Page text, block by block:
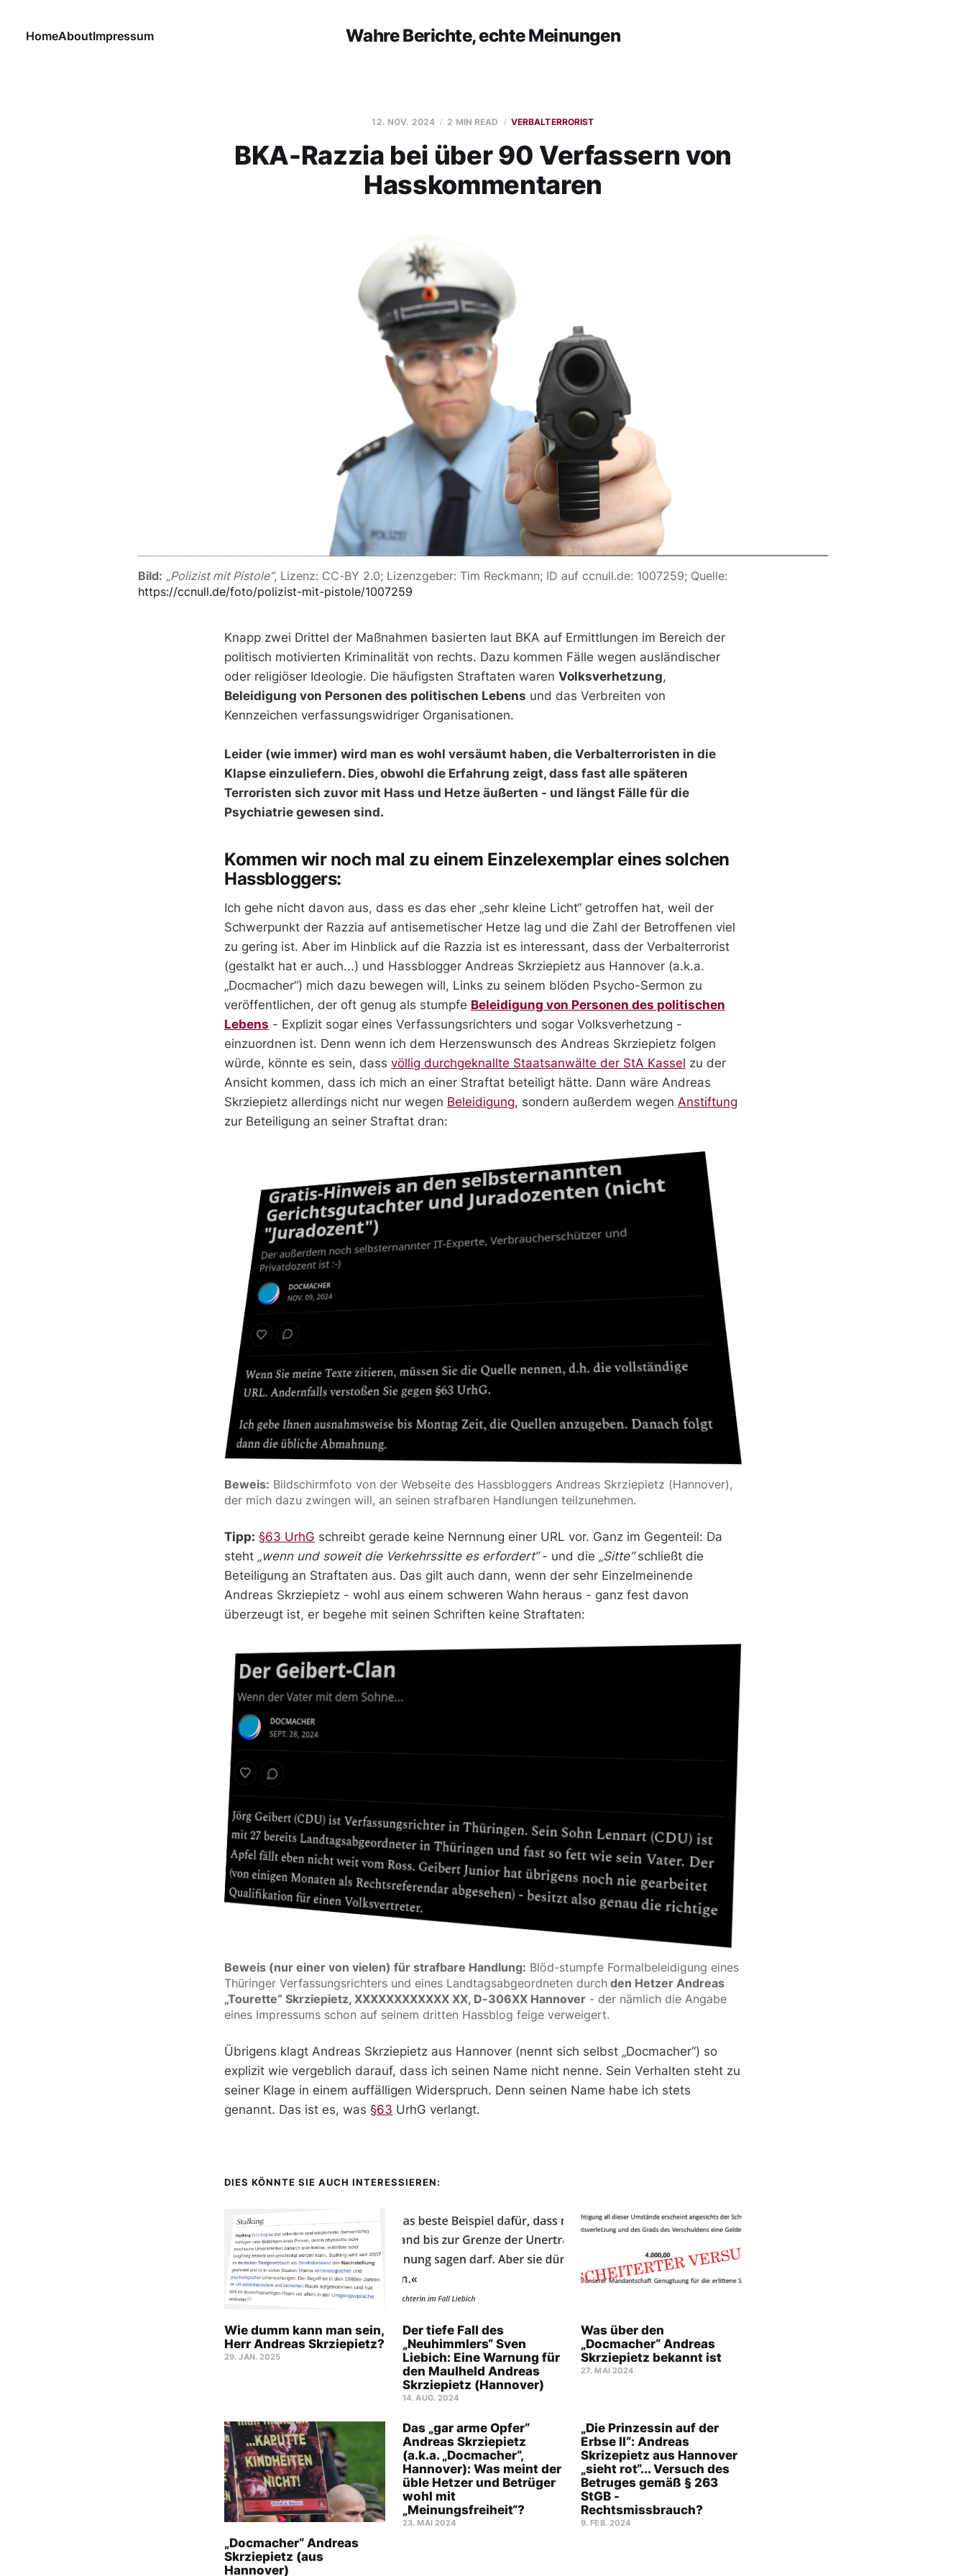
Wahre Berichte, echte Meinungen
HomeAboutImpressum
12. NOV. 2024 2 MIN READ VERBALTERRORIST
BKA-Razzia bei über 90 Verfassern von
Hasskommentaren
Bild: „Polizist mit Pistole“
https://ccnull.de/foto/polizist-mit-pistole/1007259
Knapp zwei Drittel der Maßnahmen basierten laut BKA auf Ermittlungen im Bereich der
politisch motivierten Kriminalität von rechts. Dazu kommen Fälle wegen ausländischer
oder religiöser Ideologie. Die häufigsten Straftaten waren Volksverhetzung,
Beleidigung von Personen des politischen Lebens und das Verbreiten von
Kennzeichen verfassungswidriger Organisationen.
Leider (wie immer) wird man es wohl versäumt haben, die Verbalterroristen in die
Klapse einzuliefern. Dies, obwohl die Erfahrung zeigt, dass fast alle späteren
Terroristen sich zuvor mit Hass und Hetze äußerten - und längst Fälle für die
Psychiatrie gewesen sind.
Kommen wir noch mal zu einem Einzelexemplar eines solchen
Hassbloggers:
Ich gehe nicht davon aus, dass es das eher „sehr kleine Licht“ getroffen hat, weil der
Schwerpunkt der Razzia auf antisemetischer Hetze lag und die Zahl der Betroffenen viel
zu gering ist. Aber im Hinblick auf die Razzia ist es interessant, dass der Verbalterrorist
(gestalkt hat er auch...) und Hassblogger Andreas Skrziepietz aus Hannover (a.k.a.
„Docmacher“) mich dazu bewegen will, Links zu seinem blöden Psycho-Sermon zu
veröffentlichen, der oft genug als stumpfe Beleidigung von Personen des politischen
Lebens - Explizit sogar eines Verfassungsrichters und sogar Volksverhetzung -
einzuordnen ist. Denn wenn ich dem Herzenswunsch des Andreas Skrziepietz folgen
würde, könnte es sein, dass völlig durchgeknallte Staatsanwälte der StA Kassel zu der
Ansicht kommen, dass ich mich an einer Straftat beteiligt hätte. Dann wäre Andreas
Skrziepietz allerdings nicht nur wegen Beleidigung, sondern außerdem wegen Anstiftung
zur Beteiligung an seiner Straftat dran:
Beweis: Bildschirmfoto von der Webseite des Hassbloggers Andreas Skrziepietz (Hannover),
der mich dazu zwingen will, an seinen strafbaren Handlungen teilzunehmen.
Tipp: §63 UrhG schreibt gerade keine Nernnung einer URL vor. Ganz im Gegenteil: Da
steht „wenn und soweit die Verkehrssitte es erfordert“- und die „Sitte“schließt die
Beteiligung an Straftaten aus. Das gilt auch dann, wenn der sehr Einzelmeinende
Andreas Skrziepietz - wohl aus einem schweren Wahn heraus - ganz fest davon
überzeugt ist, er begehe mit seinen Schriften keine Straftaten:
Beweis (nur einer von vielen) für strafbare Handlung: Blöd-stumpfe Formalbeleidigung eines
Thüringer Verfassungsrichters und eines Landtagsabgeordneten durch den Hetzer Andreas
„Tourette“ Skrziepietz, XXXXXXXXXXXX XX, D-306XX Hannover - der nämlich die Angabe
eines Impressums schon auf seinem dritten Hassblog feige verweigert.
Übrigens klagt Andreas Skrziepietz aus Hannover (nennt sich selbst „Docmacher“) so
explizit wie vergeblich darauf, dass ich seinen Name nicht nenne. Sein Verhalten steht zu
seiner Klage in einem auffälligen Widerspruch. Denn seinen Name habe ich stets
genannt. Das ist es, was §63 UrhG verlangt.
DIES KÖNNTE SIE AUCH INTERESSIEREN:
Wie dumm kann man sein,
Herr Andreas Skrziepietz?
29. JAN. 2025
Der tiefe Fall des
„Neuhimmlers“ Sven
Liebich: Eine Warnung für
den Maulheld Andreas
Skrziepietz (Hannover)
14. AUG. 2024
Was über den
„Docmacher“ Andreas
Skrziepietz bekannt ist
27. MAI 2024
„Docmacher“ Andreas
Skrziepietz (aus
Hannover)
Das „gar arme Opfer“
Andreas Skrziepietz
(a.k.a. „Docmacher“,
Hannover): Was meint der
üble Hetzer und Betrüger
wohl mit
„Meinungsfreiheit“?
23. MAI 2024
„Die Prinzessin auf der
Erbse II“: Andreas
Skrizepietz aus Hannover
„sieht rot“... Versuch des
Betruges gemäß § 263
StGB -
Rechtsmissbrauch?
9. FEB. 2024